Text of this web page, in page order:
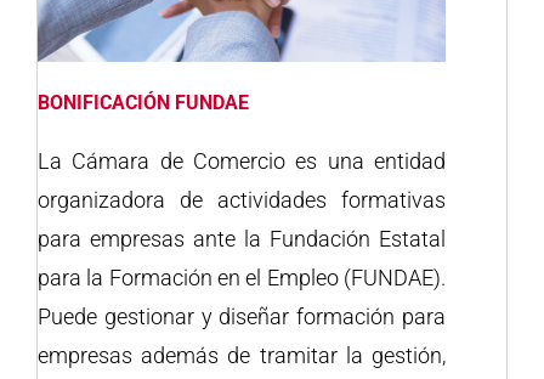
BONIFICACIÓN FUNDAE
La Cámara de Comercio es una entidad
organizadora de actividades formativas
para empresas ante la Fundación Estatal
para la Formación en el Empleo (FUNDAE).
Puede gestionar y diseñar formación para
empresas además de tramitar la gestión,